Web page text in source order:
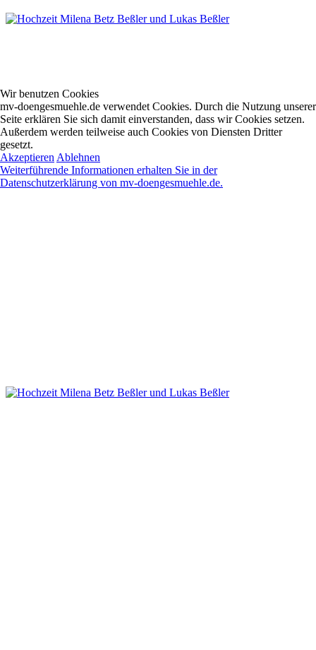
Wir benutzen Cookies
mv-doengesmuehle.de verwendet Cookies. Durch die Nutzung unserer
Seite erklären Sie sich damit einverstanden, dass wir Cookies setzen.
Außerdem werden teilweise auch Cookies von Diensten Dritter
gesetzt.
Akzeptieren Ablehnen
Weiterführende Informationen erhalten Sie in der
Datenschutzerklärung von mv-doengesmuehle.de.